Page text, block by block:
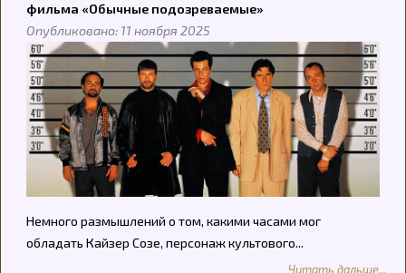
фильма «Обычные подозреваемые»
Опубликовано: 11 ноября 2025
Немного размышлений о том, какими часами мог
обладать Кайзер Созе, персонаж культового...
Читать дальше...